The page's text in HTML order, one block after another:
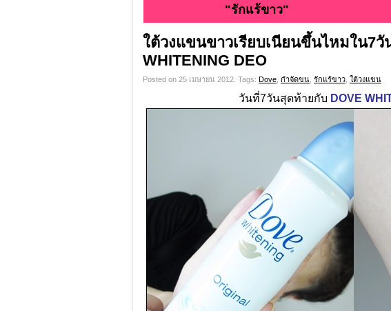
"รักแร้ขาว"
ใต้วงแขนขาวเรียบเนียนขึ้นไหมใน7วั
WHITENING DEO
Posted on 25 เมษายน 2012. Tags: Dove กำจัดขน รักแร้ขาว ใต้วงแขน
วันที่7วันสุดท้ายกับ DOVE